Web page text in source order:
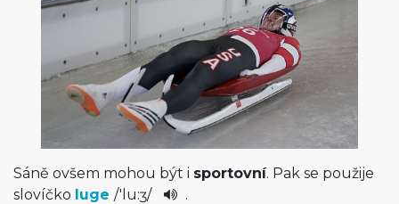
Sáně ovšem mohou být i sportovní. Pak se použije
slovíčko luge /'lu:ʒ/ .